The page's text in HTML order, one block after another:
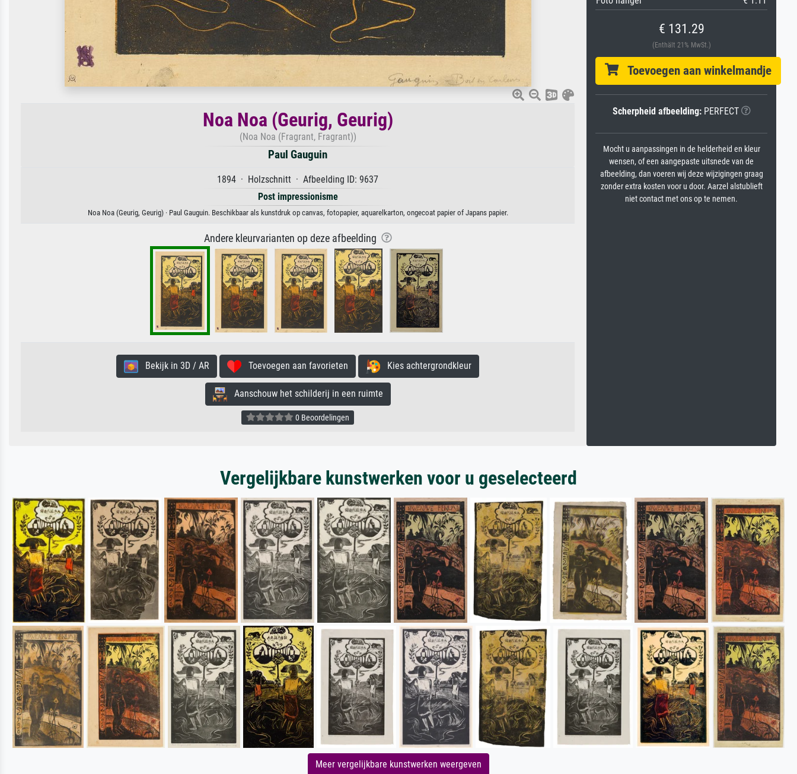
Noa Noa (Geurig, Geurig)
(Noa Noa (Fragrant, Fragrant))
Paul Gauguin
1894 · Holzschnitt · Afbeelding ID: 9637
Post impressionisme
Noa Noa (Geurig, Geurig) · Paul Gauguin. Beschikbaar als kunstdruk op canvas, fotopapier, aquarelkarton, ongecoat papier of Japans papier.
Andere kleurvarianten op deze afbeelding
Bekijk in 3D / AR Toevoegen aan favorieten Kies achtergrondkleur
Aanschouw het schilderij in een ruimte
0 Beoordelingen
€ 131.29
(Enthält 21% MwSt.)
Toevoegen aan winkelmandje
Scherpheid afbeelding:PERFECT
Mocht u aanpassingen in de helderheid en kleur
wensen, of een aangepaste uitsnede van de
afbeelding, dan voeren wij deze wijzigingen graag
zonder extra kosten voor u door. Aarzel alstublieft
niet contact met ons op te nemen.
Vergelijkbare kunstwerken voor u geselecteerd
Meer vergelijkbare kunstwerken weergeven